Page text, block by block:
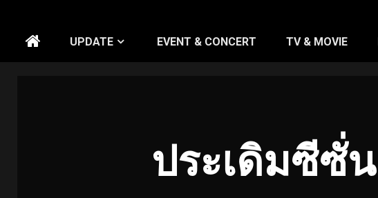
UPDATE EVENT & CONCERT TV & MOVIE
ประเดิมซีซั่น